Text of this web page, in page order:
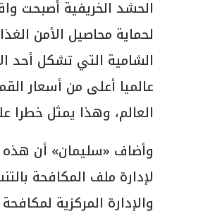
الحشد الخريفية أصبحت
لحماية محاصيل الأمن
الشامية التي تشكل أحد
عالميا أعلى من أسعار
العالم، وهذا يمثل خطرا
وأضاف «سليمان» أن هذه
لإدارة ملف المكافحة
والإدارة المركزية